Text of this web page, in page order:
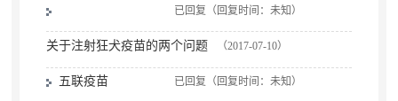
已回复（回复时间：未知）
关于注射狂犬疫苗的两个问题 （2017-07-10）
已回复（回复时间：未知）
五联疫苗